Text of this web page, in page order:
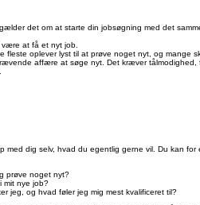
det om at starte din jobsøgning med det
at få et nyt job.
oplever lyst til at prøve noget nyt, og mange
affære at søge nyt. Det kræver
dig selv, hvad du egentlig gerne vil. Du kan for
prøve noget nyt?
mit nye job?
jeg, og hvad føler jeg mig mest kvalificeret til?